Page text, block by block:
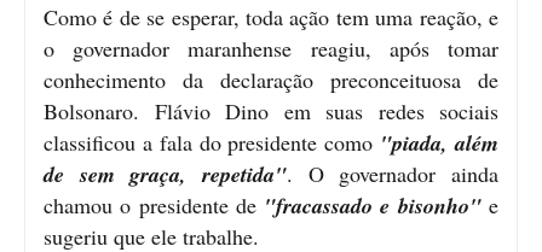
Como é de se esperar, toda ação tem uma reação, e
o governador maranhense reagiu, após tomar
conhecimento da declaração preconceituosa de
Bolsonaro. Flávio Dino em suas redes sociais
classificou a fala do presidente como "piada, além
de sem graça, repetida". O governador ainda
chamou o presidente de "fracassado e bisonho"e
sugeriu que ele trabalhe.